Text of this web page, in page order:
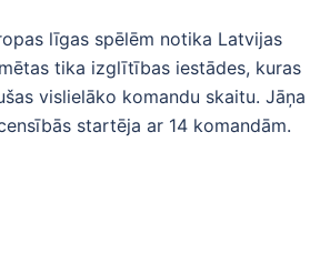
līgas spēlēm notika Latvijas
tika izglītības iestādes, kuras
vislielāko komandu skaitu. Jāņa
startēja ar 14 komandām.